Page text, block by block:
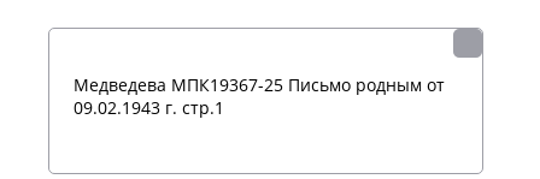
Медведева МПК19367-25 Письмо родным от
09.02.1943 г. стр.1